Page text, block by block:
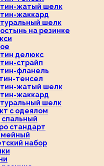
жатый шелк
жаккард
шелк
на резинке
делюкс
страйп
фланель
тенсел
жатый шелк
жаккард
шелк
с одеялом
спальный
стандарт
набор